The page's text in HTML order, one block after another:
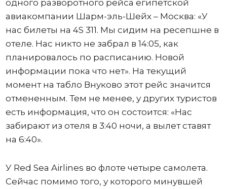
одного разворотного рейса египетской
авиакомпании Шарм-эль-Шейх – Москва: «У
нас билеты на 4S 311. Мы сидим на ресепшне в
отеле. Нас никто не забрал в 14:05, как
планировалось по расписанию. Новой
информации пока что нет». На текущий
момент на табло Внуково этот рейс значится
отмененным. Тем не менее, у других туристов
есть информация, что он состоится: «Нас
забирают из отеля в 3:40 ночи, а вылет ставят
на 6:40».
У Red Sea Airlines во флоте четыре самолета.
Сейчас помимо того, у которого минувшей